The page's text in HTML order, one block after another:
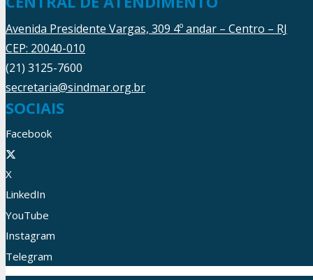
Avenida Presidente Vargas, 309 4º andar – Centro – RJ
CEP: 20040-010
(21) 3125-7600
secretaria@sindmar.org.br
SOCIAIS
Facebook
X
LinkedIn
YouTube
Instagram
Telegram